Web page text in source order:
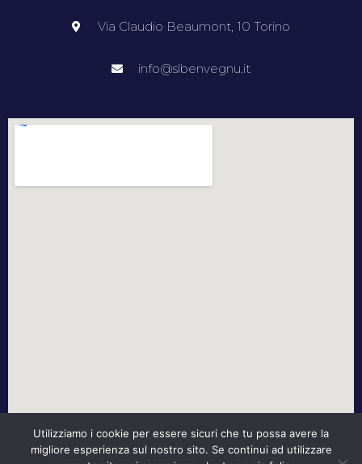
Via Claudio Beaumont, 10 Torino
info@slbenvegnu.it
Utilizziamo i cookie per essere sicuri che tu possa avere la
migliore esperienza sul nostro sito. Se continui ad utilizzare